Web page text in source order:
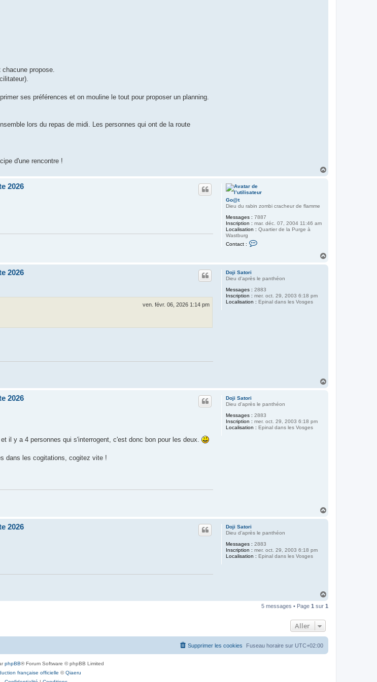
propose.
ses préférences et on mouline le tout pour proposer un planning.
lors du repas de midi. Les personnes qui ont de la route
d'une rencontre !
Go@t
Dieu du rabin zombi cracheur de flamme
Messages : 7887
Inscription : mar. déc. 07, 2004 11:46 am
Localisation : Quartier de la Purge à
Wastburg
Contact :
a
t
r
G
o
2026
Doji Satori
Dieu d'après le panthéon
Messages : 2883
Inscription : mer. oct. 29, 2003 6:18 pm
Localisation : Epinal dans les Vosges
2026
ven. févr. 06, 2026 1:14 pm
Doji Satori
Dieu d'après le panthéon
Messages : 2883
Inscription : mer. oct. 29, 2003 6:18 pm
Localisation : Epinal dans les Vosges
2026
il y a 4 personnes qui s'interrogent, c'est donc bon pour les deux.
dans les cogitations, cogitez vite !
Doji Satori
Dieu d'après le panthéon
Messages : 2883
Inscription : mer. oct. 29, 2003 6:18 pm
Localisation : Epinal dans les Vosges
2026
u
5 messages • Page 1 sur 1
Aller
Fuseau horaire sur UTC+02:00
Supprimer les cookies
phpBB® Forum Software © phpBB Limited
française officielle ©Qiaeru